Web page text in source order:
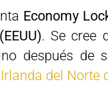
Economy
. Se cree
después de
del Norte